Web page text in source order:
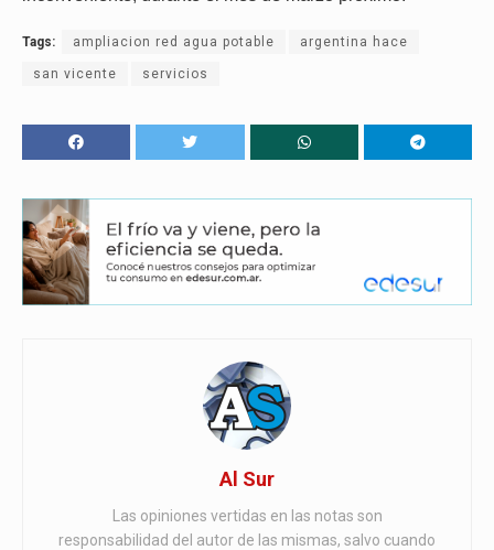
Tags: ampliacion red agua potable argentina hace
san vicente servicios
Al Sur
Las opiniones vertidas en las notas son
responsabilidad del autor de las mismas, salvo cuando